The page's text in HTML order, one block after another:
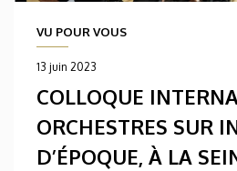
VU POUR VOUS
13 juin 2023
COLLOQUE
ORCHESTRES SUR
D’ÉPOQUE, À LA